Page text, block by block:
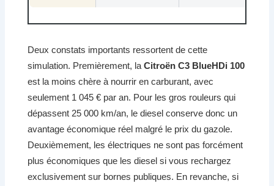
Deux constats importants ressortent de cette
simulation. Premièrement, laCitroën C3 BlueHDi 100
est la moins chère à nourrir en carburant, avec
seulement 1 045 € par an. Pour les gros rouleurs qui
dépassent 25 000 km/an, le diesel conserve donc un
avantage économique réel malgré le prix du gazole.
Deuxièmement, les électriques ne sont pas forcément
plus économiques que les diesel si vous rechargez
exclusivement sur bornes publiques. En revanche, si